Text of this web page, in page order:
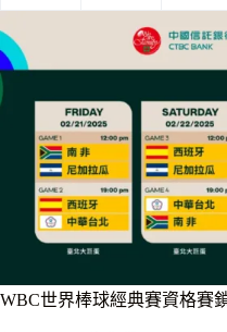
WBC世界棒球經典賽資格賽